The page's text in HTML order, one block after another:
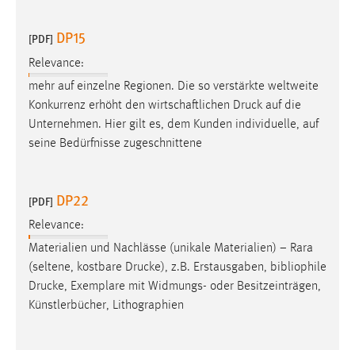
[PDF] DP15
Relevance:
mehr auf einzelne Regionen. Die so verstärkte weltweite
Konkurrenz erhöht den wirtschaftlichen Druck auf die
Unternehmen. Hier gilt es, dem Kunden individuelle, auf
seine Bedürfnisse zugeschnittene
[PDF] DP22
Relevance:
Materialien und Nachlässe (unikale Materialien) − Rara
(seltene, kostbare Drucke), z.B. Erstausgaben, bibliophile
Drucke, Exemplare mit Widmungs- oder Besitzeinträgen,
Künstlerbücher, Lithographien